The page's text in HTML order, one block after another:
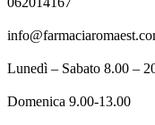
Lunedì – Sabato 8.00 –
Domenica 9.00-13.00